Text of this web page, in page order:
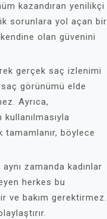
kazandıran yenilikçi
sorunlara yol açan bir
olan güvenini
gerçek saç izlenimi
görünümü elde
Ayrıca,
böylece
zamanda kadınlar
herkes bu
ve bakım gerektirmez.